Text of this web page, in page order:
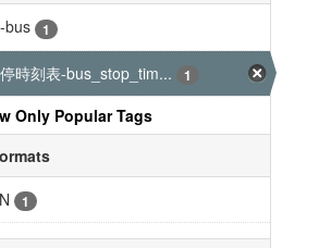
bus
1
時刻表-bus_stop_tim... 1
Only Popular Tags
1